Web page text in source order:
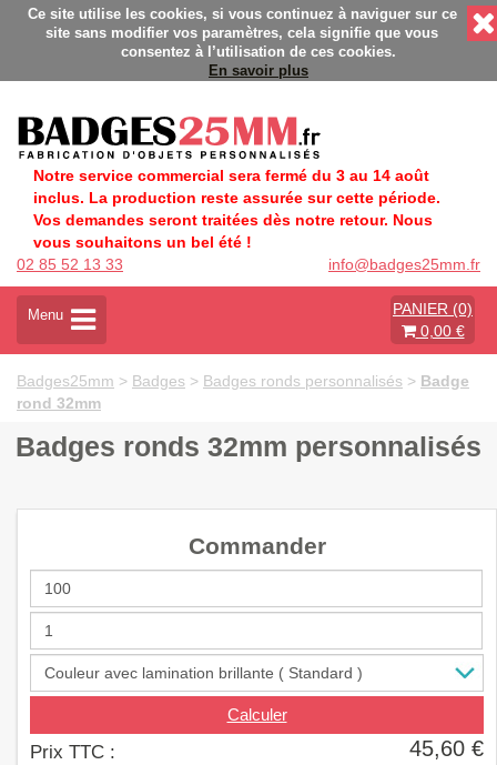
- Fabrication Française éco-responsable - Délais rapides -
Ce site utilise les cookies, si vous continuez à naviguer sur ce
site sans modifier vos paramètres, cela signifie que vous
consentez à l’utilisation de ces cookies.
En savoir plus
Notre service commercial sera fermé du 3 au 14 août
inclus. La production reste assurée sur cette période.
Vos demandes seront traitées dès notre retour. Nous
vous souhaitons un bel été !
02 85 52 13 33
info@badges25mm.fr
A
t
v
e
l
a
g
t
o
Menu
PANIER (0)
0,00 €
Badges25mm > Badges > Badges ronds personnalisés > Badge
rond 32mm
Badges ronds 32mm personnalisés
Commander
Calculer
Prix TTC : 45,60 €